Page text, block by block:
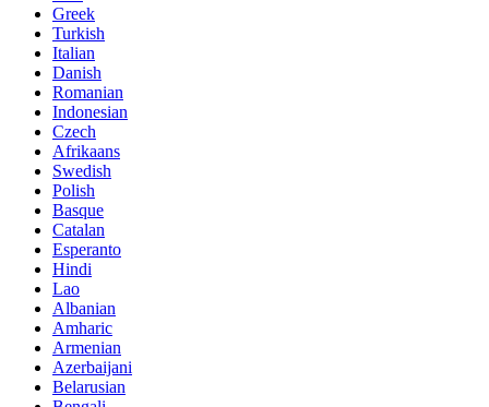
Greek
Turkish
Italian
Danish
Romanian
Indonesian
Czech
Afrikaans
Swedish
Polish
Basque
Catalan
Esperanto
Hindi
Lao
Albanian
Amharic
Armenian
Azerbaijani
Belarusian